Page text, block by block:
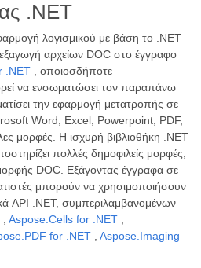
.NET
λογισμικού με βάση το .NET
αρχείων DOC στο έγγραφο
.NET , οποιοσδήποτε
να ενσωματώσει τον παραπάνω
την εφαρμογή μετατροπής σε
Word, Excel, Powerpoint, PDF,
μορφές. Η ισχυρή βιβλιοθήκη .NET
πολλές δημοφιλείς μορφές,
DOC. Εξάγοντας έγγραφα σε
μπορούν να χρησιμοποιήσουν
API .NET, συμπεριλαμβανομένων
Aspose.Cells for .NET
for .NET
Aspose.Imaging